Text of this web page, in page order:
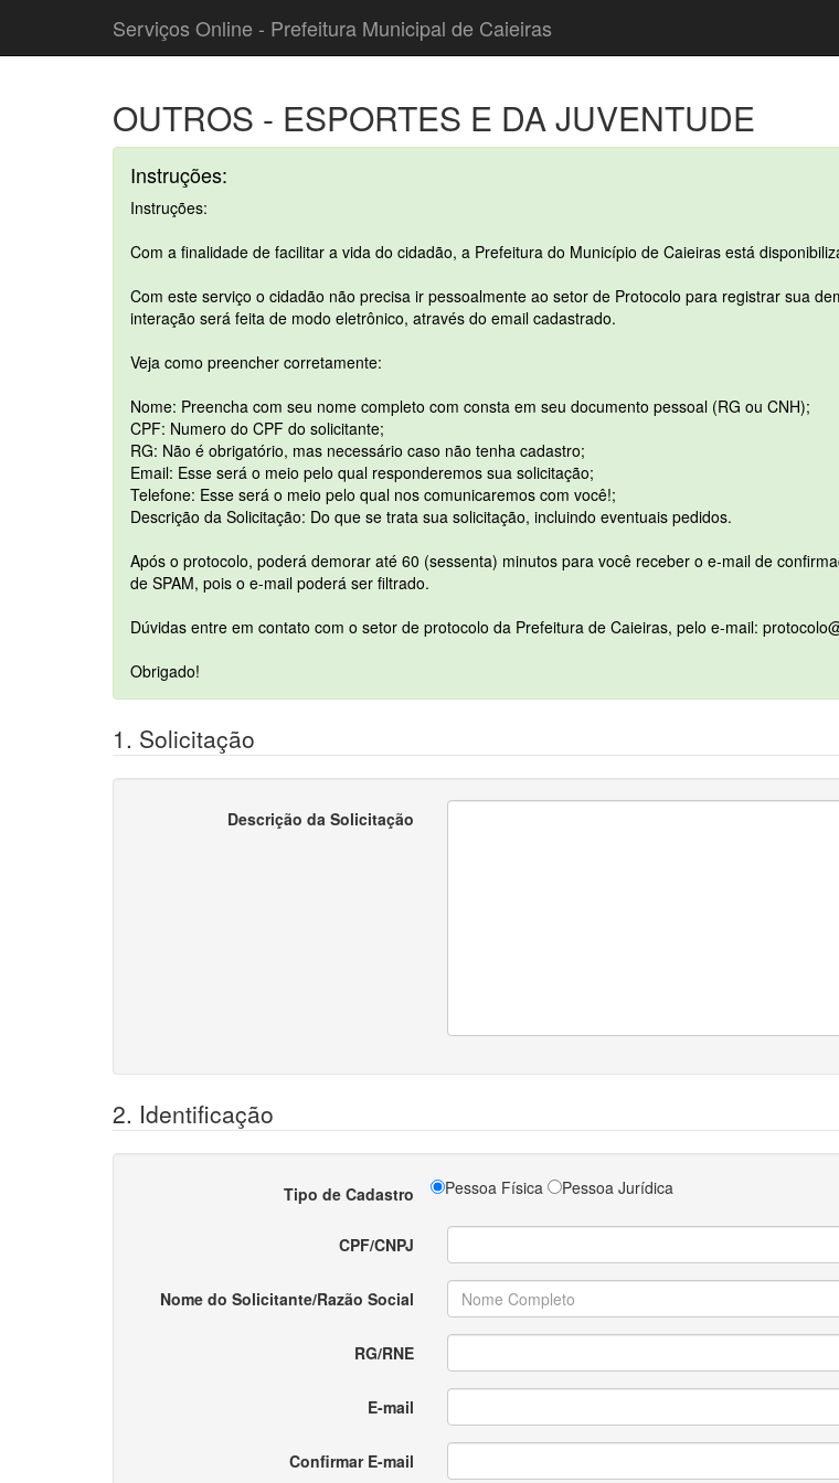
Serviços Online - Prefeitura Municipal de Caieiras
OUTROS - ESPORTES E DA JUVENTUDE
Instruções:
Instruções:
Com a finalidade de facilitar a vida do cidadão, a Prefeitura do Município de Caieiras está
Com este serviço o cidadão não precisa ir pessoalmente ao setor de Protocolo para registrar sua
interação será feita de modo eletrônico, através do email cadastrado.
Veja como preencher corretamente:
Nome: Preencha com seu nome completo com consta em seu documento pessoal (RG ou CNH);
CPF: Numero do CPF do solicitante;
RG: Não é obrigatório, mas necessário caso não tenha cadastro;
Email: Esse será o meio pelo qual responderemos sua solicitação;
Telefone: Esse será o meio pelo qual nos comunicaremos com você!;
Descrição da Solicitação: Do que se trata sua solicitação, incluindo eventuais pedidos.
Após o protocolo, poderá demorar até 60 (sessenta) minutos para você receber o e-mail de
de SPAM, pois o e-mail poderá ser filtrado.
Dúvidas entre em contato com o setor de protocolo da Prefeitura de Caieiras, pelo e-mail:
Obrigado!
1. Solicitação
Descrição da Solicitação
2. Identificação
Tipo de Cadastro Pessoa Física Pessoa Jurídica
CPF/CNPJ
Nome do Solicitante/Razão Social
RG/RNE
E-mail
Confirmar E-mail